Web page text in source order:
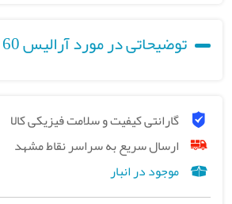
توضیحاتی در مورد آرالیس 60 روکابینتی
گارانتی کیفیت و سلامت فیزیکی کالا
ارسال سریع به سراسر نقاط مشهد
موجود در انبار